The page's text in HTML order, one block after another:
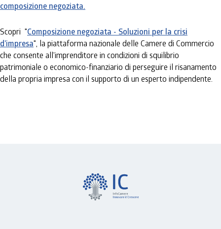
composizione negoziata.
Scopri "Composizione negoziata - Soluzioni per la crisi
d’impresa", la piattaforma nazionale delle Camere di Commercio
che consente all’imprenditore in condizioni di squilibrio
patrimoniale o economico-finanziario di perseguire il risanamento
della propria impresa con il supporto di un esperto indipendente.